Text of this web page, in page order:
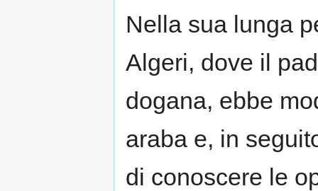
Nella sua lunga
Algeri, dove il
dogana, ebbe
araba e, in
di conoscere le